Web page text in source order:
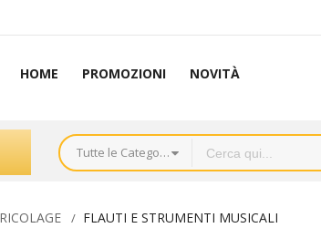
HOME PROMOZIONI NOVITÀ
Tutte le Categorie
FLAUTI E STRUMENTI MUSICALI